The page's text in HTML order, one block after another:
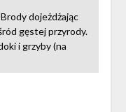
dojeżdżając
gęstej przyrody.
i grzyby (na